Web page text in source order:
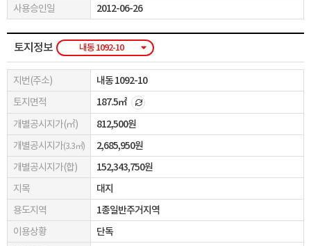
사용승인일
2012-06-26
토지정보 내동 1092-10
지번(주소)
내동 1092-10
토지면적
187.5㎡
개별공시지가(㎡)
812,500원
개별공시지가(3.3㎡)
2,685,950원
개별공시지가(합)
152,343,750원
지목
대지
용도지역
1종일반주거지역
이용상황
단독